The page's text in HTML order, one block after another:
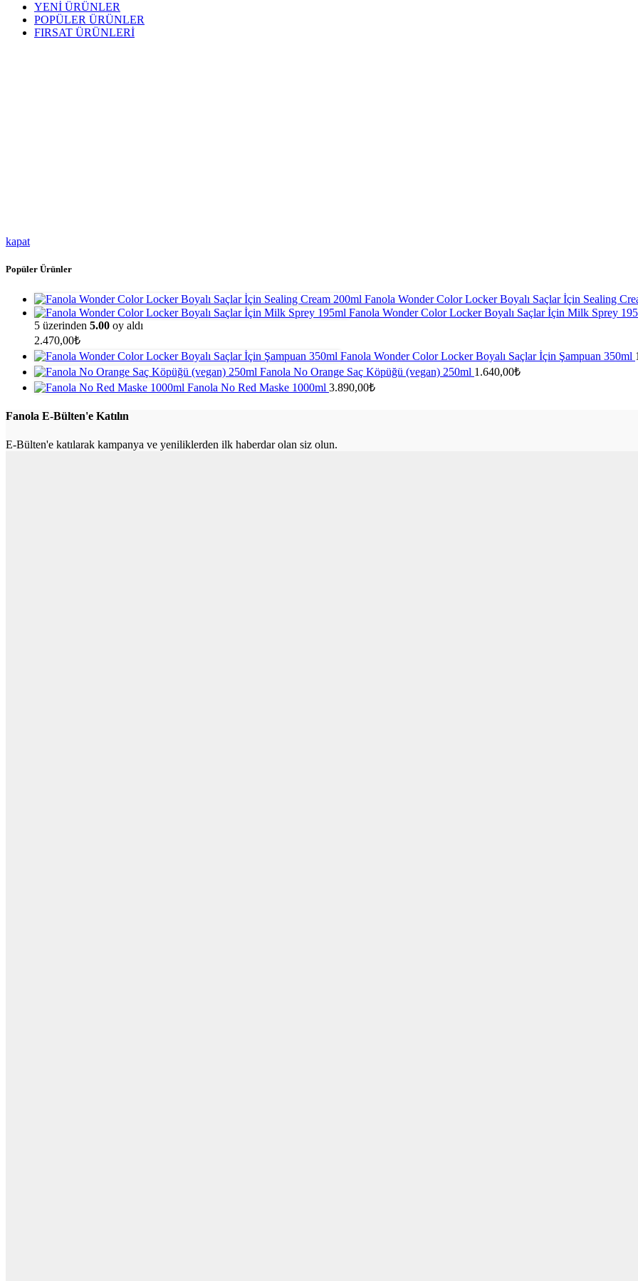
YENİ ÜRÜNLER
POPÜLER ÜRÜNLER
FIRSAT ÜRÜNLERİ
kapat
Popüler Ürünler
Fanola Wonder Color Locker Boyalı Saçlar İçin Sealing
Fanola Wonder Color Locker Boyalı Saçlar İçin Milk Sprey
5 üzerinden 5.00 oy aldı
2.470,00₺
Fanola Wonder Color Locker Boyalı Saçlar İçin Şampuan 350ml
Fanola No Orange Saç Köpüğü (vegan) 250ml 1.640,00₺
Fanola No Red Maske 1000ml 3.890,00₺
Fanola E-Bülten'e Katılın
E-Bülten'e katılarak kampanya ve yeniliklerden ilk haberdar olan siz olun.